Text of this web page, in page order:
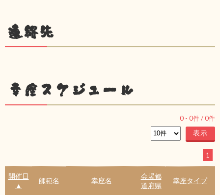
連絡先
幸座スケジュール
0 - 0件 /0件
1
開催日
▲
師範名 幸座名
会場都
道府県
幸座タイプ